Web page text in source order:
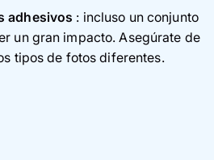
adhesivos : incluso un conjunto
un gran impacto. Asegúrate de
tipos de fotos diferentes.